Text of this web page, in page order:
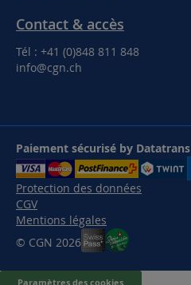
Contact & accès
Tél : +41 (0)848 811 848
info@cgn.ch
Paiement sécurisé by Datatrans
Protection des données
CGV
Mentions légales
© CGN 2026